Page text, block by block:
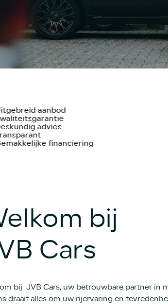
aanbod
advies
financiering
bij
Cars
bij JVB Cars, uw betrouwbare partner in
draait alles om uw rijervaring en